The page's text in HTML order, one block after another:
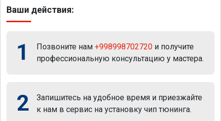
Ваши действия:
1 Позвоните нам +998998702720 и получите
профессиональную консультацию у мастера.
2
Запишитесь на удобное время и приезжайте
к нам в сервис на установку чип тюнинга.